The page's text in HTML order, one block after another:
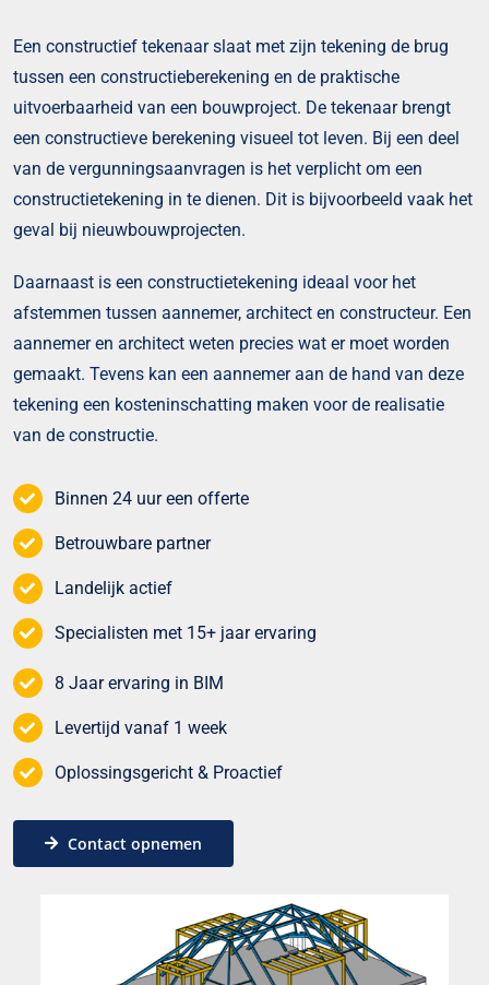
Een constructief tekenaar slaat met zijn tekening de brug
tussen een constructieberekening en de praktische
uitvoerbaarheid van een bouwproject. De tekenaar brengt
een constructieve berekening visueel tot leven. Bij een deel
van de vergunningsaanvragen is het verplicht om een
constructietekening in te dienen. Dit is bijvoorbeeld vaak het
geval bij nieuwbouwprojecten.
Daarnaast is een constructietekening ideaal voor het
afstemmen tussen aannemer, architect en constructeur. Een
aannemer en architect weten precies wat er moet worden
gemaakt. Tevens kan een aannemer aan de hand van deze
tekening een kosteninschatting maken voor de realisatie
van de constructie.
Binnen 24 uur een offerte
Betrouwbare partner
Landelijk actief
Specialisten met 15+ jaar ervaring
8 Jaar ervaring in BIM
Levertijd vanaf 1 week
Oplossingsgericht & Proactief
Contact opnemen